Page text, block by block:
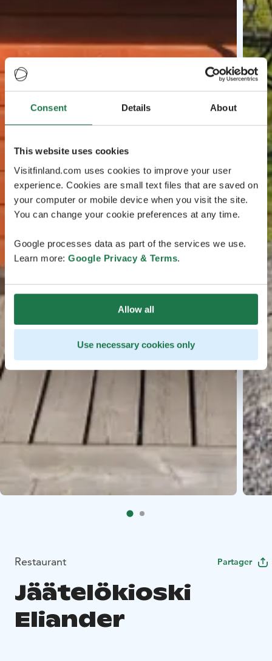
Consent Details About
This website uses cookies
Visitfinland.com uses cookies to improve your user
experience. Cookies are small text files that are saved on
your computer or mobile device when you visit the site.
You can change your cookie preferences at any time.
Google processes data as part of the services we use.
Learn more: Google Privacy & Terms.
Allow all
Use necessary cookies only
Restaurant Partager
Jäätelökioski
Eliander